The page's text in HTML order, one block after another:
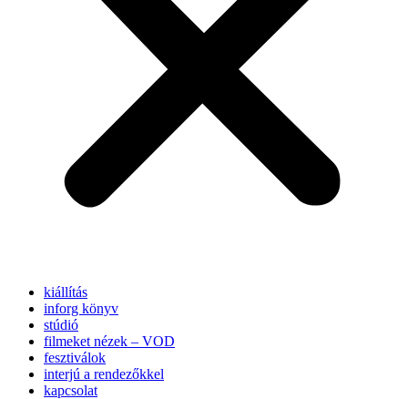
kiállítás
inforg könyv
stúdió
filmeket nézek – VOD
fesztiválok
interjú a rendezőkkel
kapcsolat